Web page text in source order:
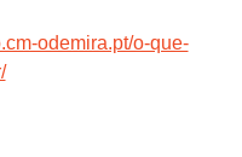
odemira.pt/o-que-